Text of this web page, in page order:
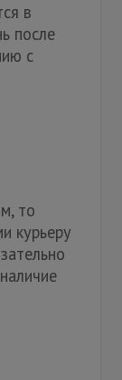
в
после
с
то
курьеру